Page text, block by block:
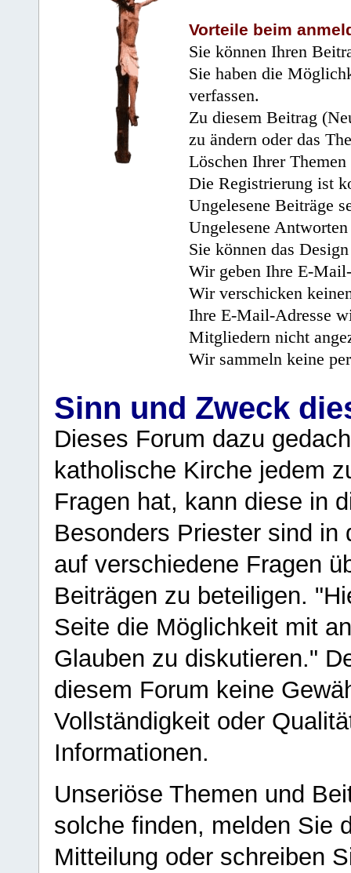
Vorteile beim
Sie können Ihren
Sie haben die
verfassen.
Zu diesem Beitrag
zu ändern oder das
Löschen Ihrer
Die Registrierung ist
Ungelesene Beiträge
Ungelesene
Sie können das
Wir geben Ihre E-
Wir verschicken
Ihre E-Mail-Adresse
Mitgliedern nicht
Wir sammeln keine
Sinn und Zweck
Dieses Forum dazu
katholische Kirche jedem
Fragen hat, kann diese in
Besonders Priester sind in
auf verschiedene Fragen
Beiträgen zu beteiligen.
Seite die Möglichkeit mit
Glauben zu diskutieren."
diesem Forum keine
Vollständigkeit oder
Informationen.
Unseriöse Themen und
solche finden, melden Sie
Mitteilung oder schreiben